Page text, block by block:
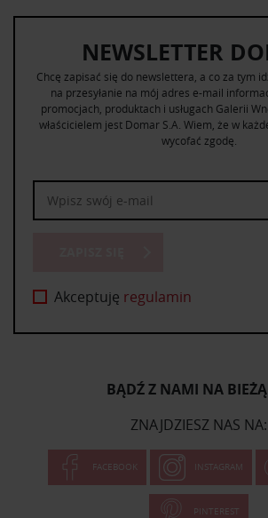
NEWSLETTER
Chcę zapisać się do newslettera, a co za tym
na przesyłanie na mój adres e-mail
promocjach, produktach i usługach Galerii
właścicielem jest Domar S.A. Wiem, że w
wycofać zgodę.
Akceptuję regulamin
BĄDŹ Z NAMI NA
ZNAJDZIESZ NAS NA:
FACEBOOK INSTAGRAM
PINTEREST